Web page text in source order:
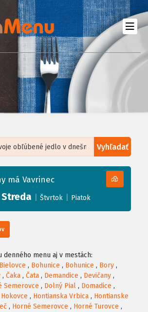
Vyhľadať
, Tiles courtesy ofHumanitarian OpenStreetMap
má Vavrinec
Streda Štvrtok Piatok
denného menu aj v mestách:
Bielovce , Bohunice , Bohunice , Bory ,
, Čaka , Čata , Demandice , Devičany ,
Semerovce , Dolný Pial , Domadice ,
Hokovce , Hontianska Vrbica , Hontianske
, Horné Semerovce , Horné Turovce ,